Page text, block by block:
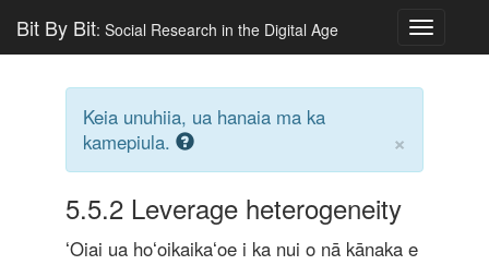
Toggle
Bit By Bit: Social Research in the Digital Age
Keia unuhiia, ua hanaia ma ka
kamepiula.
×
5.5.2 Leverage heterogeneity
ʻOiai ua hoʻoikaikaʻoe i ka nui o nā kānaka e